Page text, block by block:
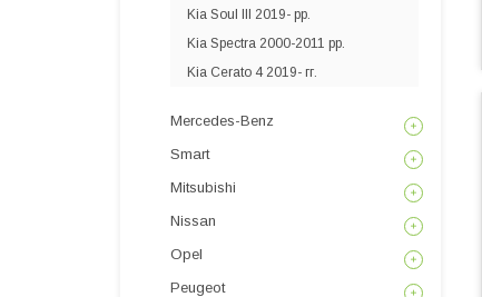
Kia Soul III 2019- рр.
Kia Spectra 2000-2011 рр.
Kia Cerato 4 2019- гг.
Mercedes-Benz
Smart
Mitsubishi
Nissan
Opel
Peugeot